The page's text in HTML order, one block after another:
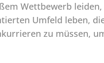
Wettbewerb leiden,
Umfeld leben,
zu müssen,